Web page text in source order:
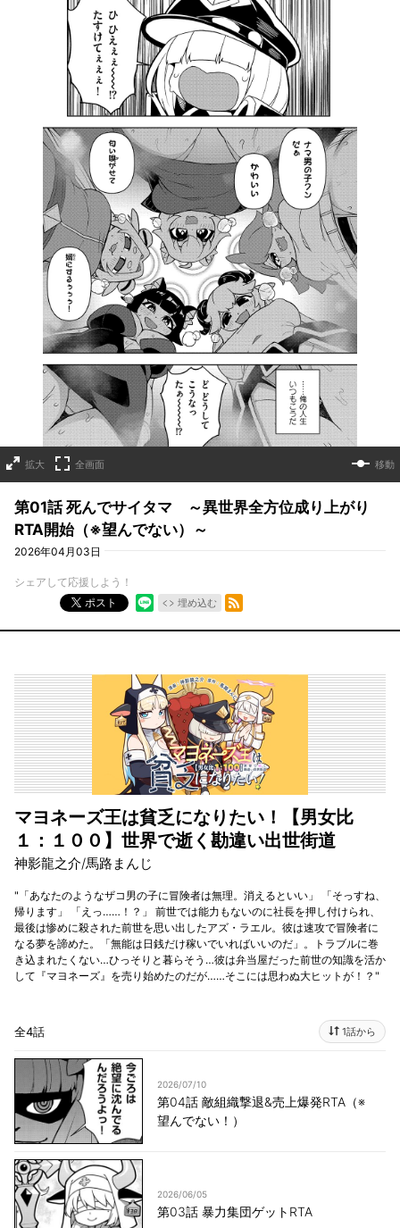
拡大 全画面 移動
第01話 死んでサイタマ ～異世界全方位成り上がり
RTA開始（※望んでない）～
2026年04月03日
シェアして応援しよう！
ポスト
埋め込む
RSSフィード
マヨネーズ王は貧乏になりたい！【男女比
１：１００】世界で逝く勘違い出世街道
神影龍之介/馬路まんじ
"「あなたのようなザコ男の子に冒険者は無理。消えるといい」 「そっすね、
帰ります」 「えっ……！？」 前世では能力もないのに社長を押し付けられ、
最後は惨めに殺された前世を思い出したアズ・ラエル。彼は速攻で冒険者に
なる夢を諦めた。「無能は日銭だけ稼いでいればいいのだ」。トラブルに巻
き込まれたくない…ひっそりと暮らそう…彼は弁当屋だった前世の知識を活か
して『マヨネーズ』を売り始めたのだが……そこには思わぬ大ヒットが！？"
全4話 1話から
2026/07/10
第04話 敵組織撃退&売上爆発RTA（※
望んでない！）
2026/06/05
第03話 暴力集団ゲットRTA